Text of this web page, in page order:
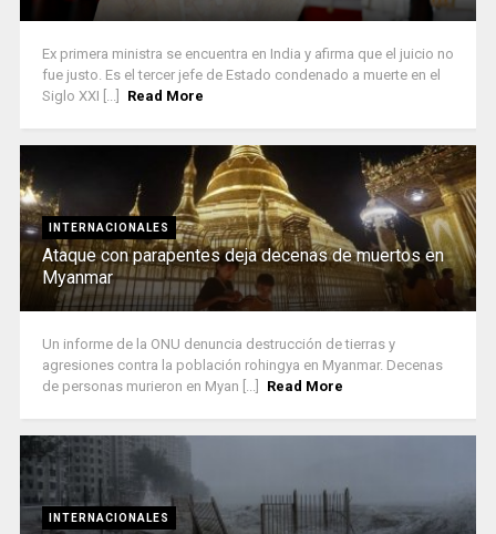
Ex primera ministra se encuentra en India y afirma que el juicio no
fue justo. Es el tercer jefe de Estado condenado a muerte en el
Siglo XXI [...]
Read More
INTERNACIONALES
Ataque con parapentes deja decenas de muertos en
Myanmar
Un informe de la ONU denuncia destrucción de tierras y
agresiones contra la población rohingya en Myanmar. Decenas
de personas murieron en Myan [...]
Read More
INTERNACIONALES